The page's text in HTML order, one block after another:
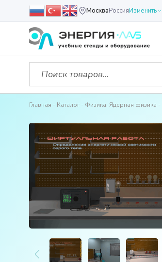
МоскваРоссияИзменить
Главная Каталог Физика. Ядерная физика